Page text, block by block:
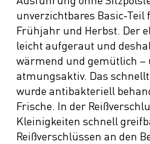
unverzichtbares Basic-
Frühjahr und Herbst. Der
leicht aufgeraut und
wärmend und gemütlich –
atmungsaktiv. Das
wurde antibakteriell
Frische. In der
Kleinigkeiten schnell
Reißverschlüssen an den